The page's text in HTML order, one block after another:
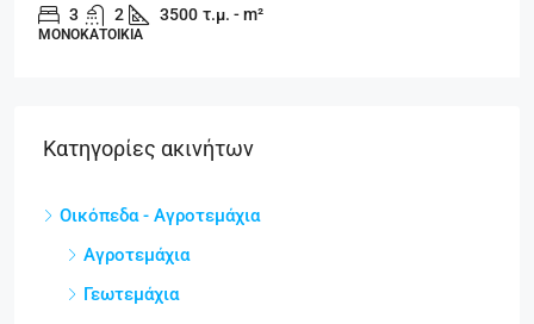
3 2 3500 τ.μ. - m²
ΜΟΝΟΚΑΤΟΙΚΊΑ
Κατηγορίες ακινήτων
Οικόπεδα - Αγροτεμάχια
Αγροτεμάχια
Γεωτεμάχια